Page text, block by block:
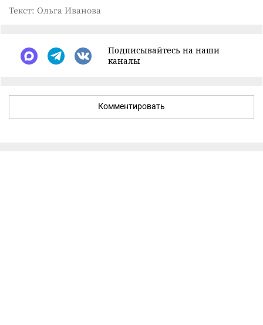
Текст: Ольга Иванова
Подписывайтесь на наши
каналы
Комментировать